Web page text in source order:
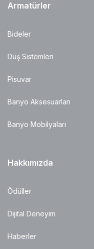
Armatürler
Bideler
Duş Sistemleri
Pisuvar
Banyo Aksesuarları
Banyo Mobilyaları
Hakkımızda
Ödüller
Dijital Deneyim
Haberler